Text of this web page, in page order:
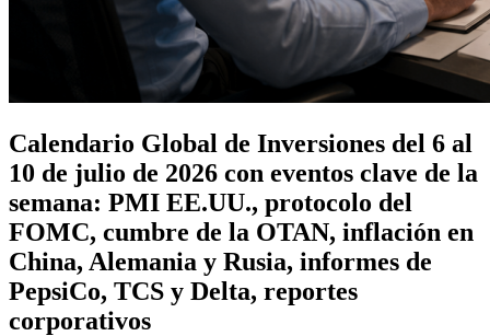
Calendario Global de Inversiones del 6 al
10 de julio de 2026 con eventos clave de la
semana: PMI EE.UU., protocolo del
FOMC, cumbre de la OTAN, inflación en
China, Alemania y Rusia, informes de
PepsiCo, TCS y Delta, reportes
corporativos